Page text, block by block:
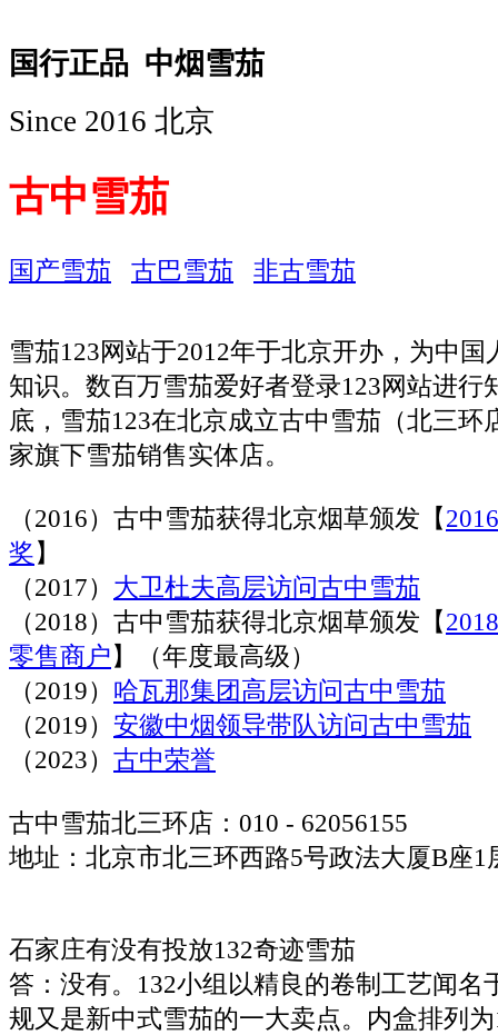
国行正品 中烟雪茄
Since 2016 北京
古中雪茄
国产雪茄 古巴雪茄 非古雪茄
雪茄123网站于2012年于北京开办，为中国
知识。数百万雪茄爱好者登录123网站进行
底，雪茄123在北京成立古中雪茄（北三环
家旗下雪茄销售实体店。
（2016）古中雪茄获得北京烟草颁发【
奖 】
（2017） 大卫杜夫高层访问古中雪茄
（2018）古中雪茄获得北京烟草颁发【
零售商户 】（年度最高级）
（2019） 哈瓦那集团高层访问古中雪茄
（2019） 安徽中烟领导带队访问古中雪茄
（2023） 古中荣誉
古中雪茄北三环店：010 - 62056155
地址：北京市北三环西路5号政法大厦B座1
石家庄有没有投放132奇迹雪茄
答：没有。132小组以精良的卷制工艺闻名
规又是新中式雪茄的一大卖点。内盒排列